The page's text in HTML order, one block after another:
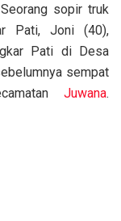
sopir truk
Pati, Joni (40),
Pati di Desa
sempat
Juwana.